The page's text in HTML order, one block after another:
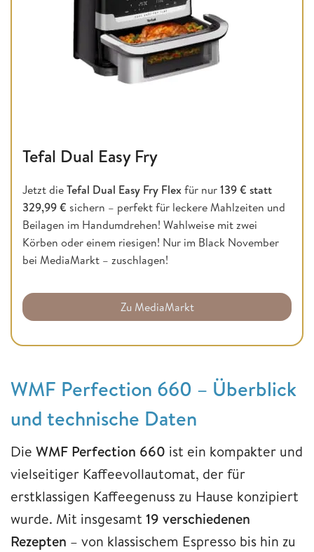
Tefal Dual Easy Fry
Jetzt dieTefal Dual Easy Fry Flexfür nur139 € statt
329,99 € sichern – perfekt für leckere Mahlzeiten und
Beilagen im Handumdrehen! Wahlweise mit zwei
Körben oder einem riesigen! Nur im Black November
bei MediaMarkt – zuschlagen!
Zu MediaMarkt
WMF Perfection 660 – Überblick
und technische Daten
Die WMF Perfection 660 ist ein kompakter und
vielseitiger Kaffeevollautomat, der für
erstklassigen Kaffeegenuss zu Hause konzipiert
wurde. Mit insgesamt 19 verschiedenen
Rezepten – von klassischem Espresso bis hin zu